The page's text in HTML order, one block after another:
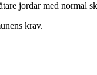
jordar med normal
krav.